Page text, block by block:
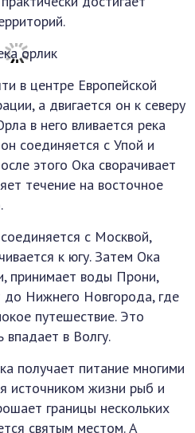
в центре Европейской
а двигается он к северу
в него вливается река
соединяется с Упой и
этого Ока сворачивает
течение на восточное
с Москвой,
к югу. Затем Ока
принимает воды Прони,
Нижнего Новгорода, где
путешествие. Это
впадает в Волгу.
получает питание многими
источником жизни рыб и
границы нескольких
святым местом. А